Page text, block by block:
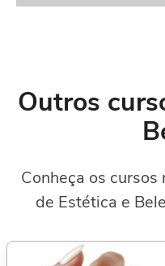
Outros
Conheça os
de Estética e